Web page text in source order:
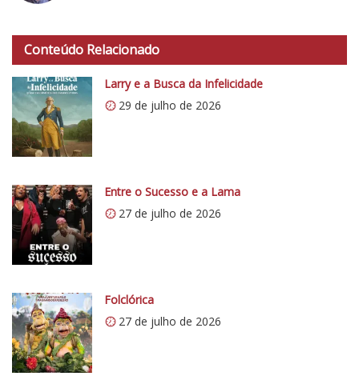
t
p
s
:
/
/
0
.
w
p
.
o
m
/
v
e
Conteúdo Relacionado
Larry e a Busca da Infelicidade
29 de julho de 2026
Entre o Sucesso e a Lama
27 de julho de 2026
Folclórica
27 de julho de 2026